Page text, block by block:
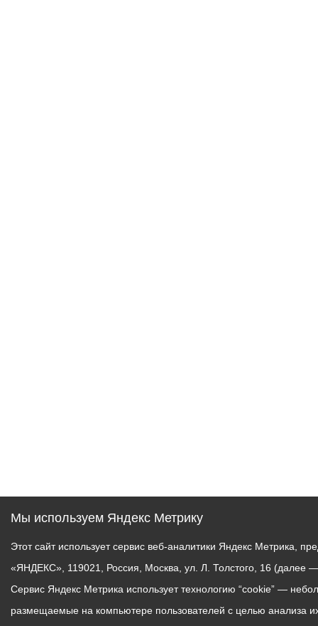
Мы используем Яндекс Метрику
Этот сайт использует сервис веб-аналитики Яндекс Метрика,
«ЯНДЕКС», 119021, Россия, Москва, ул. Л. Толстого, 16 (далее
Сервис Яндекс Метрика использует технологию “cookie” —
размещаемые на компьютере пользователей с целью анализа их